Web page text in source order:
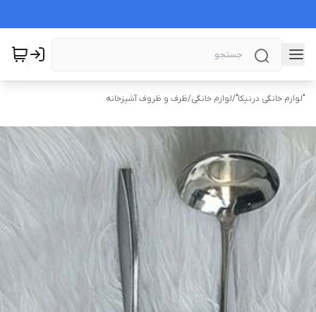
"لوازم خانگی درنیکا"/لوازم خانگی/ظرف و ظروف آشپزخانه